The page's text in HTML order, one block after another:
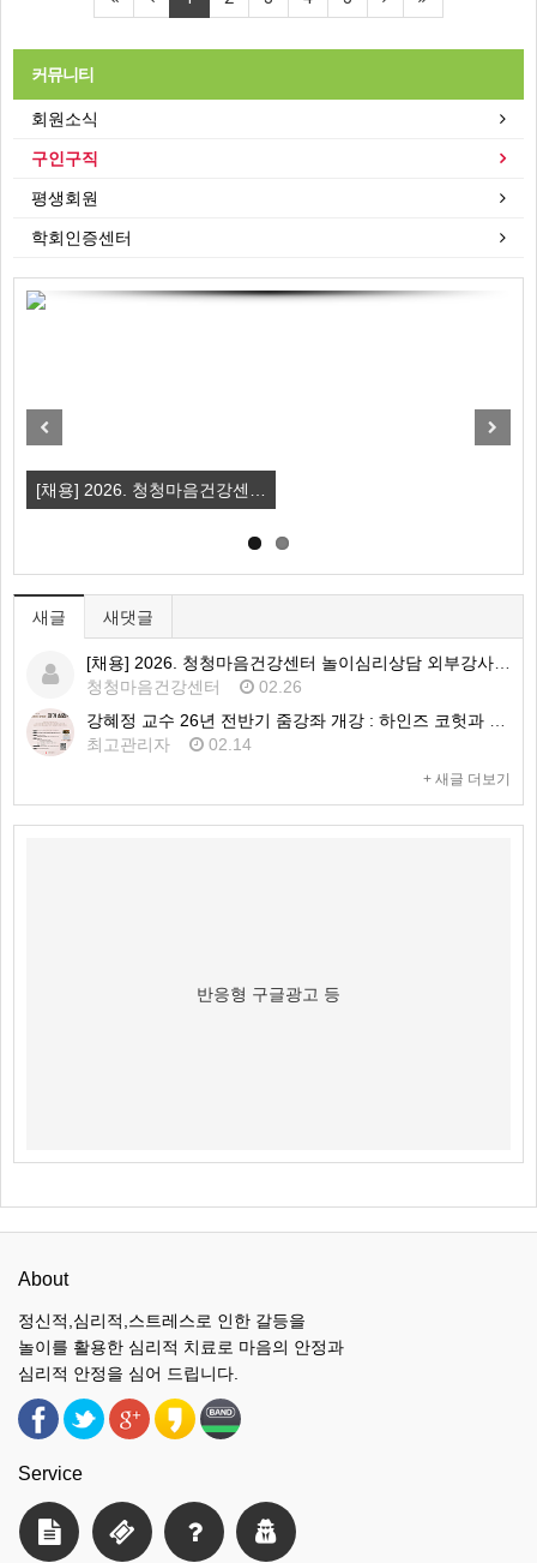
커뮤니티
회원소식
구인구직
평생회원
학회인증센터
[채용] 2026. 청청마음건강센…
새글 새댓글
[채용] 2026. 청청마음건강센터 놀이심리상담 외부강사 1차 공개채용 공고
청청마음건강센터
02.26
강혜정 교수 26년 전반기 줌강좌 개강 : 하인즈 코헛과 자기심리학
최고관리자
02.14
+ 새글 더보기
반응형 구글광고 등
About
정신적,심리적,스트레스로 인한 갈등을
놀이를 활용한 심리적 치료로 마음의 안정과
심리적 안정을 심어 드립니다.
Service